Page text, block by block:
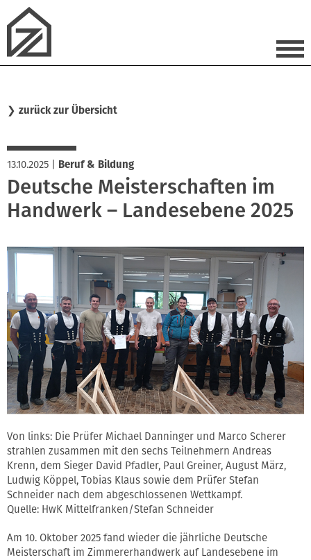
❯ zurück zur Übersicht
13.10.2025 Beruf & Bildung
Deutsche Meisterschaften im
Handwerk – Landesebene 2025
Von links: Die Prüfer Michael Danninger und Marco Scherer
strahlen zusammen mit den sechs Teilnehmern Andreas
Krenn, dem Sieger David Pfadler, Paul Greiner, August März,
Ludwig Köppel, Tobias Klaus sowie dem Prüfer Stefan
Schneider nach dem abgeschlossenen Wettkampf.
Quelle: HwK Mittelfranken/Stefan Schneider
Am 10. Oktober 2025 fand wieder die jährliche Deutsche
Meisterschaft im Zimmererhandwerk auf Landesebene im